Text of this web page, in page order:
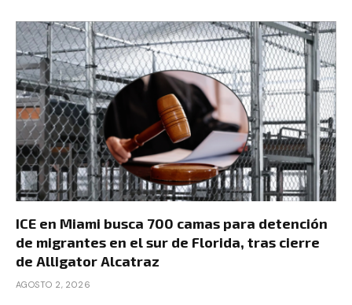
ICE en Miami busca 700 camas para detención
de migrantes en el sur de Florida, tras cierre
de Alligator Alcatraz
AGOSTO 2, 2026